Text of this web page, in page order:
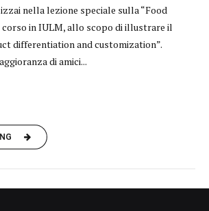
nella lezione speciale sulla “Food
in IULM, allo scopo di illustrare il
differentiation and customization”.
di amici...